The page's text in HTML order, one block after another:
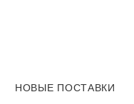
НОВЫЕ ПОСТАВКИ